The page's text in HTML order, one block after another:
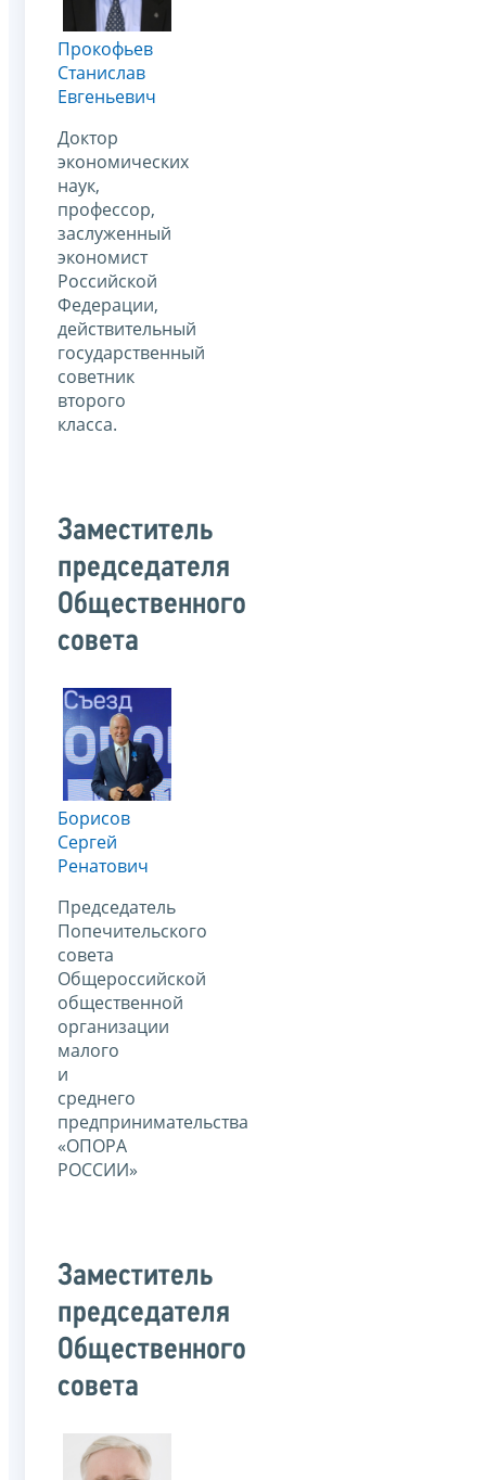
Прокофьев
Станислав
Евгеньевич
Доктор
экономических
наук,
профессор,
заслуженный
экономист
Российской
Федерации,
действительный
государственный
советник
второго
класса.
Заместитель
председателя
Общественного
совета
Борисов
Сергей
Ренатович
Председатель
Попечительского
совета
Общероссийской
общественной
организации
малого
и
среднего
предпринимательства
«ОПОРА
РОССИИ»
Заместитель
председателя
Общественного
совета